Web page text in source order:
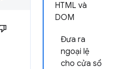
HTML và
DOM
Đưa ra
ngoại lệ
cho cửa sổ